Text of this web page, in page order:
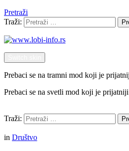
Pretraži
Traži:
Prebaci se na tramni mod koji je
Prebaci se na svetli mod koji je
Traži:
in Društvo